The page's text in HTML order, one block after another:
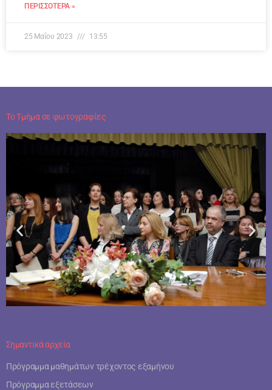
ΠΕΡΙΣΣΌΤΕΡΑ »
25 Μαΐου 2023 13:55
Το Τμήμα σε φωτογραφίες
Σημαντικά αρχεία
Πρόγραμμα μαθημάτων τρέχοντος εξαμήνου
Πρόγραμμα εξετάσεων